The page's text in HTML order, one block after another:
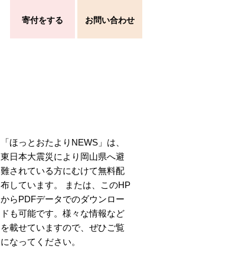
寄付をする お問い合わせ
「ほっとおたよりNEWS」は、
東日本大震災により岡山県へ避
難されている方にむけて無料配
布しています。 または、このHP
からPDFデータでのダウンロー
ドも可能です。様々な情報など
を載せていますので、ぜひご覧
になってください。